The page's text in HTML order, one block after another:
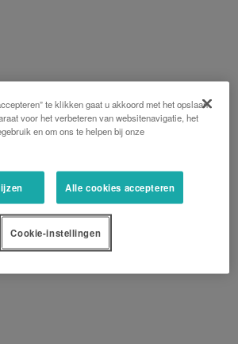
te klikken gaat u akkoord met het opslaan
voor het verbeteren van websitenavigatie, het
en om ons te helpen bij onze
Alle cookies accepteren
Cookie-instellingen